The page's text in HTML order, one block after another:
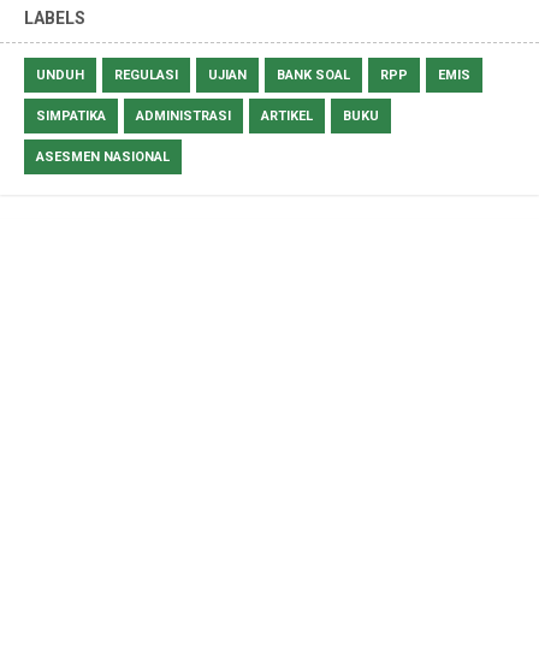
LABELS
UNDUH REGULASI UJIAN BANK SOAL RPP EMIS
SIMPATIKA ADMINISTRASI ARTIKEL BUKU
ASESMEN NASIONAL